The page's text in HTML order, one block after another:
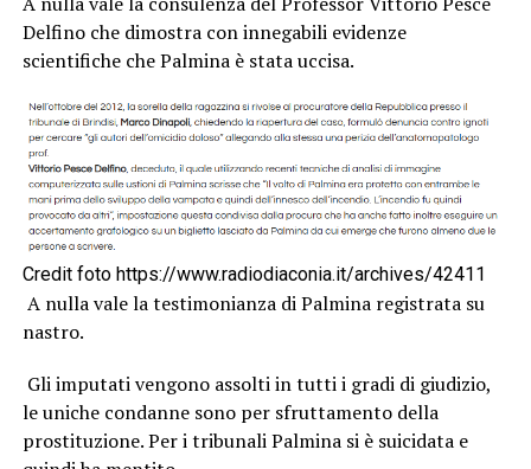
Delfino che dimostra con innegabili evidenze
scientifiche che Palmina è stata uccisa.
Credit foto https://www.radiodiaconia.it/archives/42411
A nulla vale la testimonianza di Palmina registrata su
nastro.
Gli imputati vengono assolti in tutti i gradi di giudizio,
le uniche condanne sono per sfruttamento della
prostituzione. Per i tribunali Palmina si è suicidata e